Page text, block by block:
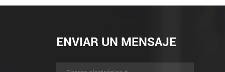
ENVIAR UN MENSAJE